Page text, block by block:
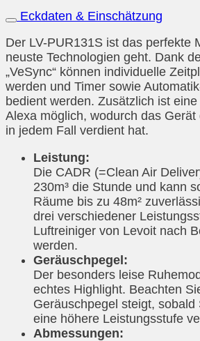
Eckdaten & Einschätzung
Der LV-PUR131S ist das perfekte
neuste Technologien geht. Dank
„VeSync“ können individuelle
werden und Timer sowie
bedient werden. Zusätzlich ist
Alexa möglich, wodurch das Gerät
in jedem Fall verdient hat.
Leistung:
Die CADR (=Clean Air
230m³ die Stunde und kann
Räume bis zu 48m²
drei verschiedener
Luftreiniger von Levoit nach
werden.
Geräuschpegel:
Der besonders leise
echtes Highlight. Beachten
Geräuschpegel steigt, sobald
eine höhere Leistungsstufe
Abmessungen: